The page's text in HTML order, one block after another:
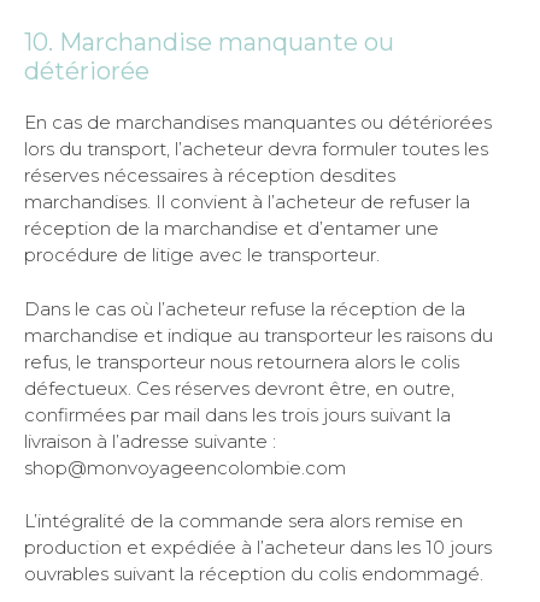
10. Marchandise manquante ou
détériorée
En cas de marchandises manquantes ou détériorées
lors du transport, l’acheteur devra formuler toutes les
réserves nécessaires à réception desdites
marchandises. Il convient à l’acheteur de refuser la
réception de la marchandise et d’entamer une
procédure de litige avec le transporteur.
Dans le cas où l’acheteur refuse la réception de la
marchandise et indique au transporteur les raisons du
refus, le transporteur nous retournera alors le colis
défectueux. Ces réserves devront être, en outre,
confirmées par mail dans les trois jours suivant la
livraison à l’adresse suivante :
shop@monvoyageencolombie.com
L’intégralité de la commande sera alors remise en
production et expédiée à l’acheteur dans les 10 jours
ouvrables suivant la réception du colis endommagé.